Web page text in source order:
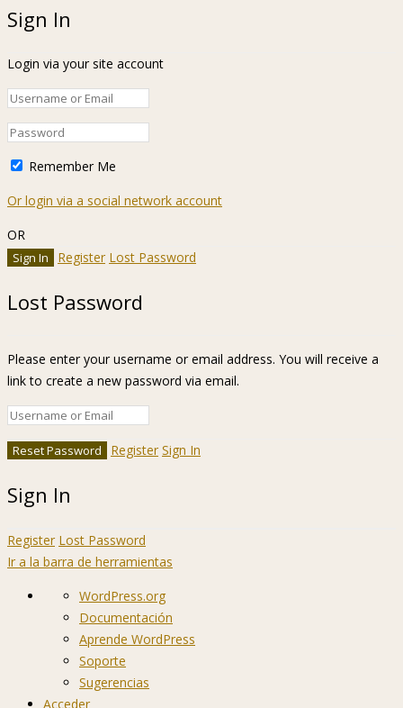
Sign In
Login via your site account
Remember Me
Or login via a social network account
OR
Register Lost Password
Lost Password
Please enter your username or email address. You will receive a
link to create a new password via email.
Register Sign In
Sign In
Register Lost Password
Ir a la barra de herramientas
Acerca
WordPress
WordPress.org
Documentación
Aprende WordPress
Soporte
Sugerencias
Acceder